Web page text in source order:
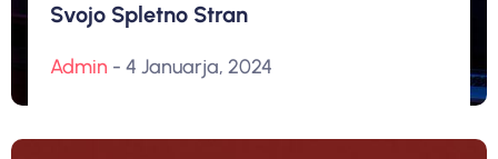
Svojo Spletno Stran
Admin - 4 Januarja, 2024